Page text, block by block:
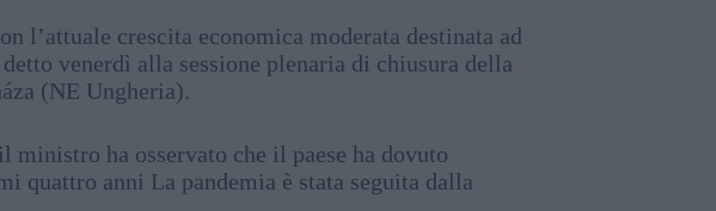
l’attuale crescita economica moderata destinata ad
venerdì alla sessione plenaria di chiusura della
(NE Ungheria).
ha osservato che il paese ha dovuto
quattro anni La pandemia è stata seguita dalla